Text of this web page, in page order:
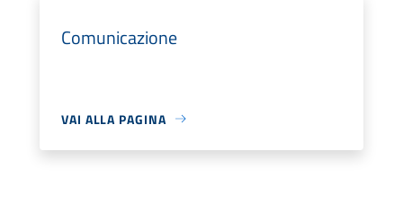
Comunicazione
VAI ALLA PAGINA